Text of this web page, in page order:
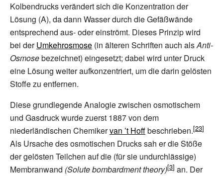
Kolbendrucks verändert sich die Konzentration der
Lösung (A), da dann Wasser durch die Gefäßwände
entsprechend aus- oder einströmt. Dieses Prinzip wird
bei derUmkehrosmose (in älteren Schriften auch alsAnti-
Osmosebezeichnet) eingesetzt; dabei wird unter Druck
eine Lösung weiter aufkonzentriert, um die darin gelösten
Stoffe zu entfernen.
Diese grundlegende Analogie zwischen osmotischem
und Gasdruck wurde zuerst 1887 von dem
niederländischen Chemikervan ’t Hoffbeschrieben.
Als Ursache des osmotischen Drucks sah er die Stöße
der gelösten Teilchen auf die (für sie undurchlässige)
Membranwand (Solute bombardment theory)
an. Der